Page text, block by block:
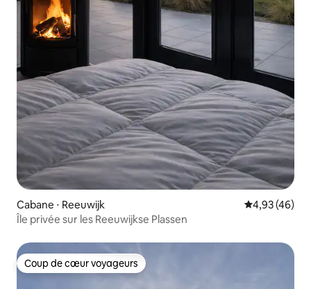
Cabane ⋅ Reeuwijk Évaluation
4,93 (46)
Île privée sur les Reeuwijkse Plassen
Coup de cœur voyageurs
Coup de cœur voyageurs